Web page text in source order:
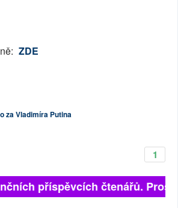
ZDE
za Vladimíra Putina
1
příspěvcích čtenářů.